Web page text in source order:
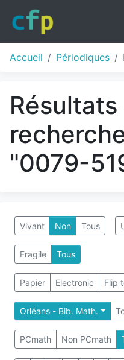
Accueil Périodiques
Résultats
"0079-
Vivant Non Tous
Fragile Tous
Papier Electronic Flip
Orléans - Bib. Math.
PCmath Non PCmath